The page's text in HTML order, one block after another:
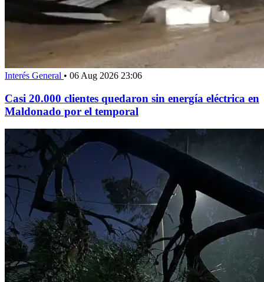
Interés General • 06 Aug 2026 23:06
Casi 20.000 clientes quedaron sin energía eléctrica en
Maldonado por el temporal